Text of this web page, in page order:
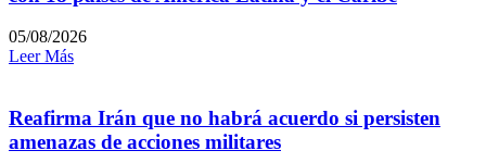
05/08/2026
Leer Más
Reafirma Irán que no habrá acuerdo si persisten
amenazas de acciones militares